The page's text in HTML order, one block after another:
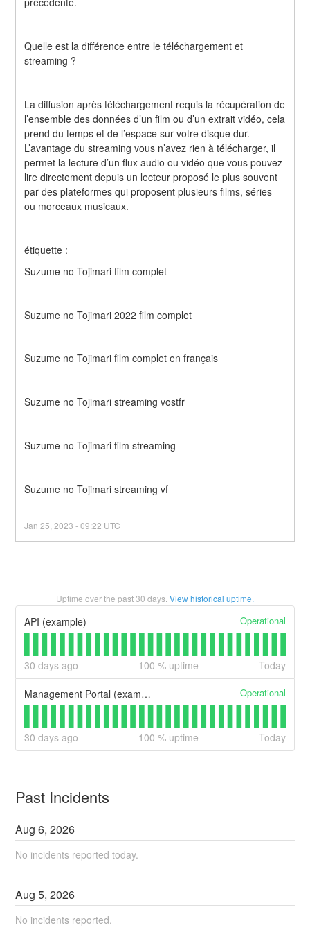
Quelle est la différence entre le téléchargement et
streaming ?
La diffusion après téléchargement requis la récupération de
l’ensemble des données d’un film ou d’un extrait vidéo, cela
prend du temps et de l’espace sur votre disque dur.
L’avantage du streaming vous n’avez rien à télécharger, il
permet la lecture d’un flux audio ou vidéo que vous pouvez
lire directement depuis un lecteur proposé le plus souvent
par des plateformes qui proposent plusieurs films, séries
ou morceaux musicaux.
étiquette :
Suzume no Tojimari film complet
Suzume no Tojimari 2022 film complet
Suzume no Tojimari film complet en français
Suzume no Tojimari streaming vostfr
Suzume no Tojimari film streaming
Suzume no Tojimari streaming vf
Jan25 ,2023 -09:22 UTC
Uptime over the past30 days. View historical uptime.
API (example) Operational
30 days ago 100 % uptime Today
Management Portal (example) Operational
30 days ago 100 % uptime Today
Past Incidents
Aug6,2026
No incidents reported today.
Aug5,2026
No incidents reported.